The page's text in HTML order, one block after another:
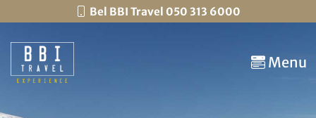
Bel BBI Travel 050 313 6000
Menu